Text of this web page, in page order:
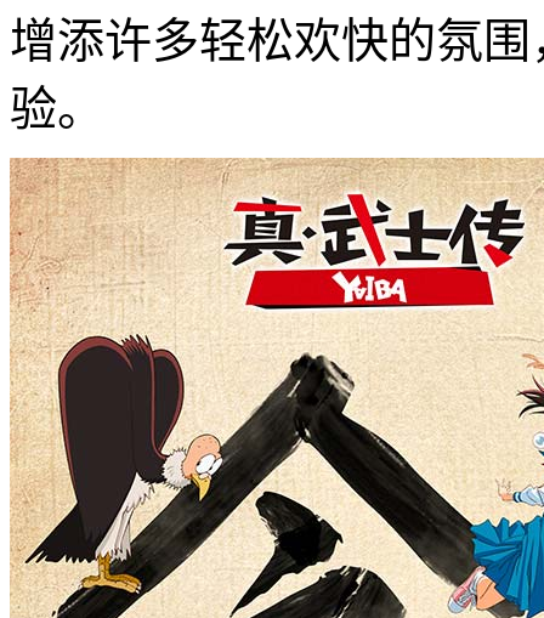
增添许多轻松欢快的氛
验。